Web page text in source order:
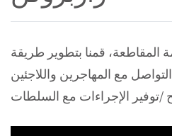
المقاطعة، قمنا بتطوير طريقة
مع المهاجرين واللاجئين
/توفير الإجراءات مع السلطات